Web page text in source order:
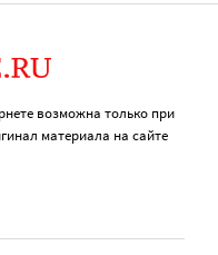
возможна только при
материала на сайте